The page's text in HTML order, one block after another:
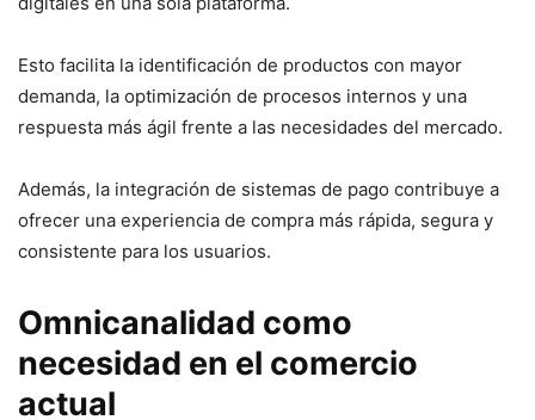
Esto facilita la identificación de productos con mayor
demanda, la optimización de procesos internos y una
respuesta más ágil frente a las necesidades del mercado.
Además, la integración de sistemas de pago contribuye a
ofrecer una experiencia de compra más rápida, segura y
consistente para los usuarios.
Omnicanalidad como
necesidad en el comercio
actual